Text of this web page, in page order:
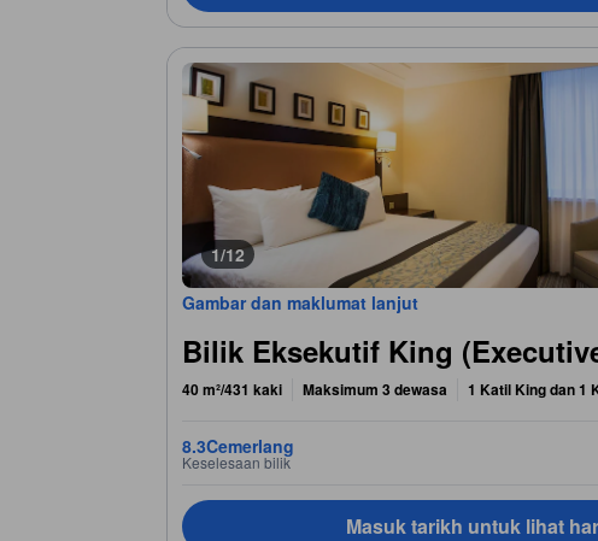
1/12
Gambar dan maklumat lanjut
Bilik Eksekutif King
40 m²/431 kaki Maksimum 3 dewasa 1 Katil King dan 1
8.3Cemerlang
Keselesaan bilik
Masuk tarikh untuk lihat